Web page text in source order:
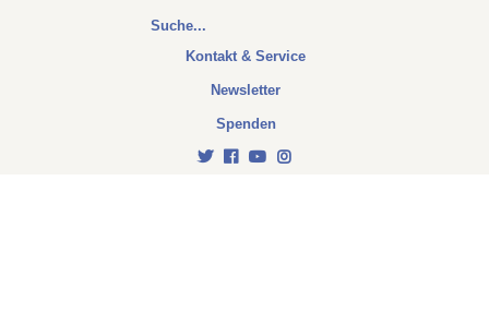
Kontakt & Service
Newsletter
Spenden